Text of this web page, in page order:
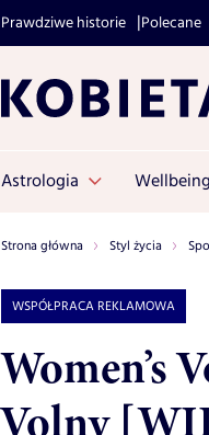
Prawdziwe historie Polecane
Astrologia Wellbeing
Strona główna Styl życia
WSPÓŁPRACA REKLAMOWA
Women’s
Volny